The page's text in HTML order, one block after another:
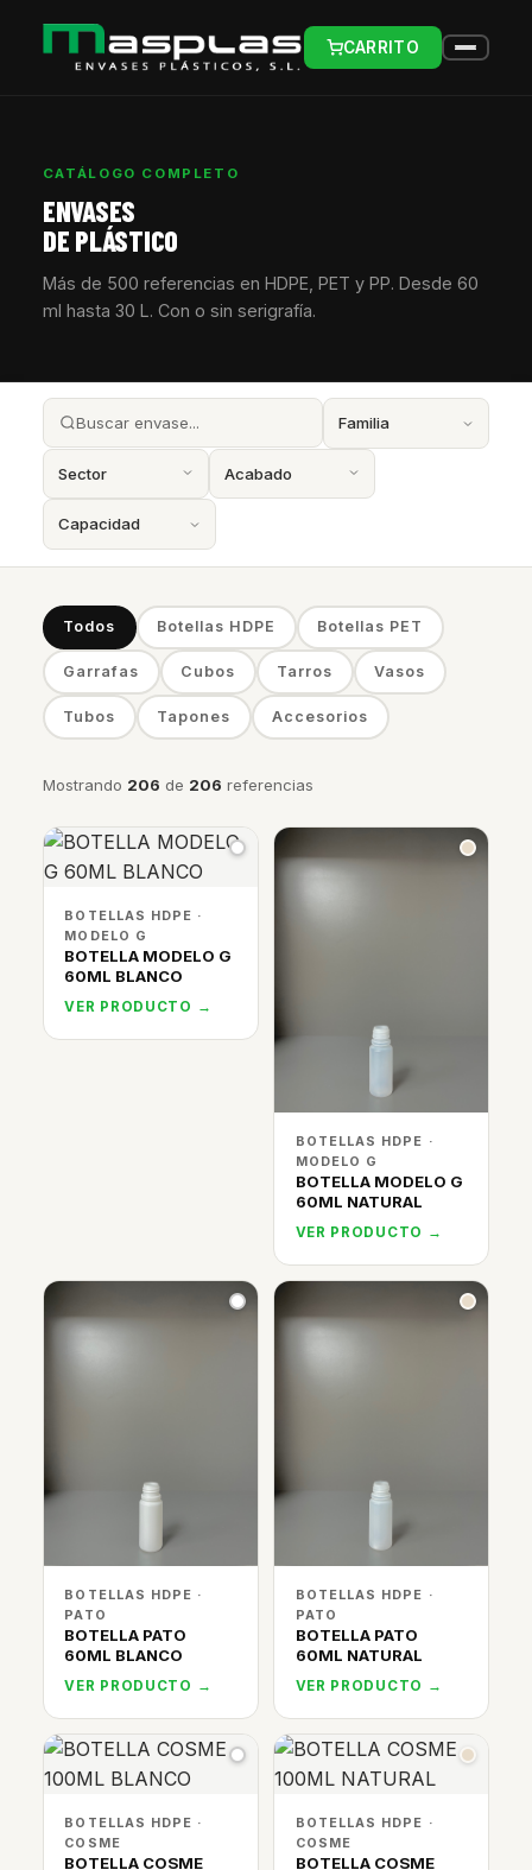
CARRITO
CATÁLOGO COMPLETO
ENVASES
DE PLÁSTICO
Más de 500 referencias en HDPE, PET y PP. Desde 60
ml hasta 30 L. Con o sin serigrafía.
Todos Botellas HDPE Botellas PET
Garrafas Cubos Tarros Vasos
Tubos Tapones Accesorios
Mostrando 206 de 206 referencias
BOTELLAS HDPE ·
MODELO G
BOTELLA MODELO G
60ML BLANCO
VER PRODUCTO →
BOTELLAS HDPE ·
MODELO G
BOTELLA MODELO G
60ML NATURAL
VER PRODUCTO →
BOTELLAS HDPE ·
PATO
BOTELLA PATO
60ML BLANCO
VER PRODUCTO →
BOTELLAS HDPE ·
PATO
BOTELLA PATO
60ML NATURAL
VER PRODUCTO →
BOTELLAS HDPE ·
COSME
BOTELLA COSME
BOTELLAS HDPE ·
COSME
BOTELLA COSME